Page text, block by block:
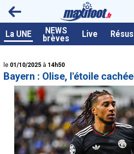
La UNE NEWS
brèves Live Résus
<
le 01/10/2025 à 14h50
Bayern : Olise, l'étoile cachée
A la UNE
Live / Matchs en direct
Résultats et Classements
Class. buteurs européens
Programme TV foot
Vidéos